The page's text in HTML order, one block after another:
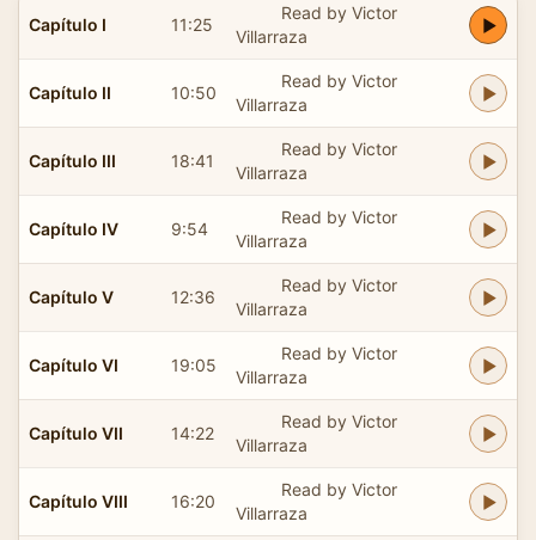
Capítulo I 11:25
Read by Victor
Villarraza
Capítulo II 10:50
Read by Victor
Villarraza
Capítulo III 18:41
Read by Victor
Villarraza
Capítulo IV 9:54
Read by Victor
Villarraza
Capítulo V 12:36
Read by Victor
Villarraza
Capítulo VI 19:05
Read by Victor
Villarraza
Capítulo VII 14:22
Read by Victor
Villarraza
Capítulo VIII 16:20
Read by Victor
Villarraza